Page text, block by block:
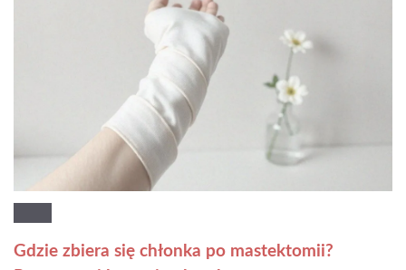
Gdzie zbiera się chłonka po mastektomii?